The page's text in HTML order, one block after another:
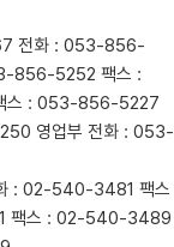
전화 : 053-856-
856-5252 팩스 :
스 : 053-856-5227
영업부 전화 : 053-
: 02-540-3481 팩스
팩스 : 02-540-3489